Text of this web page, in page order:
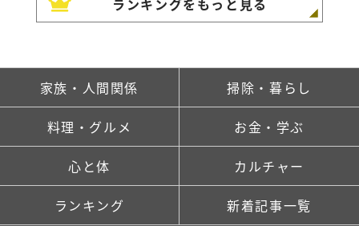
ランキングをもっと見る
家族・人間関係 掃除・暮らし
料理・グルメ お金・学ぶ
心と体 カルチャー
ランキング 新着記事一覧